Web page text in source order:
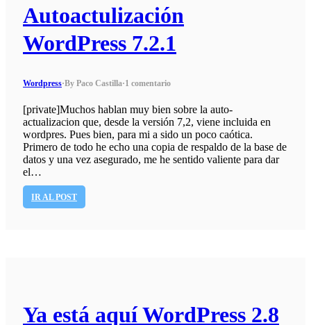
Autoactulización
WordPress 7.2.1
Wordpress·By Paco Castilla·1 comentario
[private]Muchos hablan muy bien sobre la auto-
actualizacion que, desde la versión 7,2, viene incluida en
wordpres. Pues bien, para mi a sido un poco caótica.
Primero de todo he echo una copia de respaldo de la base de
datos y una vez asegurado, me he sentido valiente para dar
el…
IR AL POST
Ya está aquí WordPress 2.8